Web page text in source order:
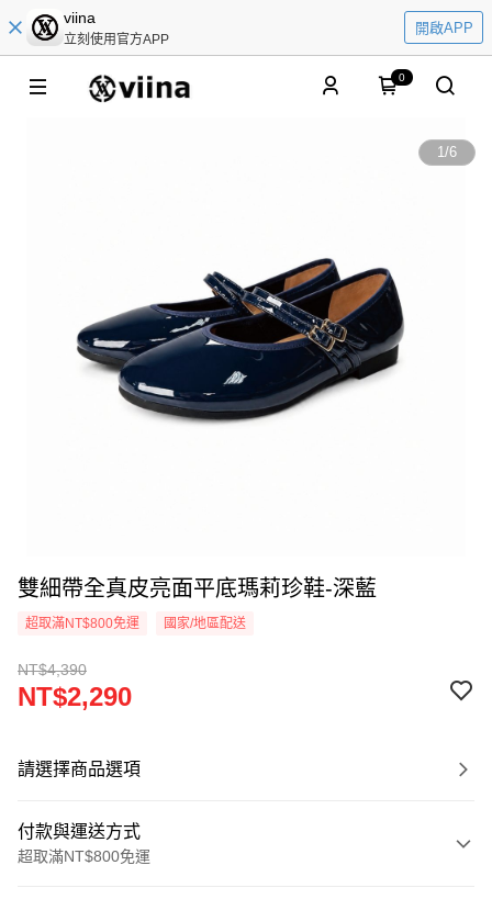
viina
立刻使用官方APP
開啟APP
0
1/6
雙細帶全真皮亮面平底瑪莉珍鞋-深藍
超取滿NT$800免運 國家/地區配送
NT$4,390
NT$2,290
請選擇商品選項
付款與運送方式
超取滿NT$800免運